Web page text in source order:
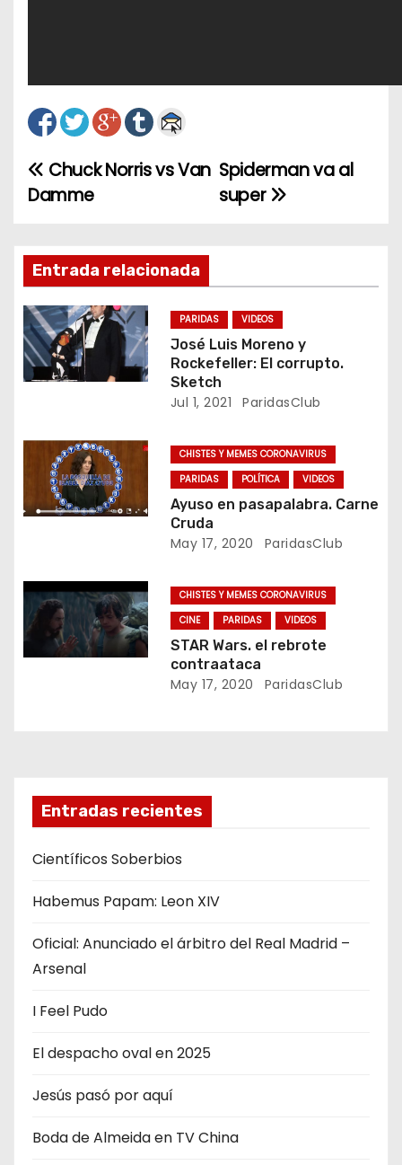
N
v
e
g
a
i
n
e
e
n
d
a
s
Spiderman va al
super
Chuck Norris vs Van
Damme
Entrada relacionada
PARIDAS VIDEOS
José Luis Moreno y
Rockefeller: El corrupto.
Sketch
Jul 1, 2021 ParidasClub
CHISTES Y MEMES CORONAVIRUS
PARIDAS
POLÍTICA VIDEOS
Ayuso en pasapalabra. Carne
Cruda
May 17, 2020 ParidasClub
CHISTES Y MEMES CORONAVIRUS
CINE
PARIDAS VIDEOS
STAR Wars. el rebrote
contraataca
May 17, 2020 ParidasClub
Entradas recientes
Científicos Soberbios
Habemus Papam: Leon XIV
Oficial: Anunciado el árbitro del Real Madrid –
Arsenal
I Feel Pudo
El despacho oval en 2025
Jesús pasó por aquí
Boda de Almeida en TV China